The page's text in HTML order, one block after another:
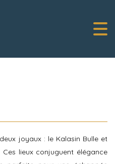
joyaux : le Kalasin Bulle et
lieux conjuguent élégance